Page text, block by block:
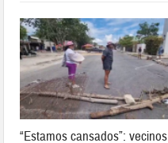
“Estamos cansados”: vecinos